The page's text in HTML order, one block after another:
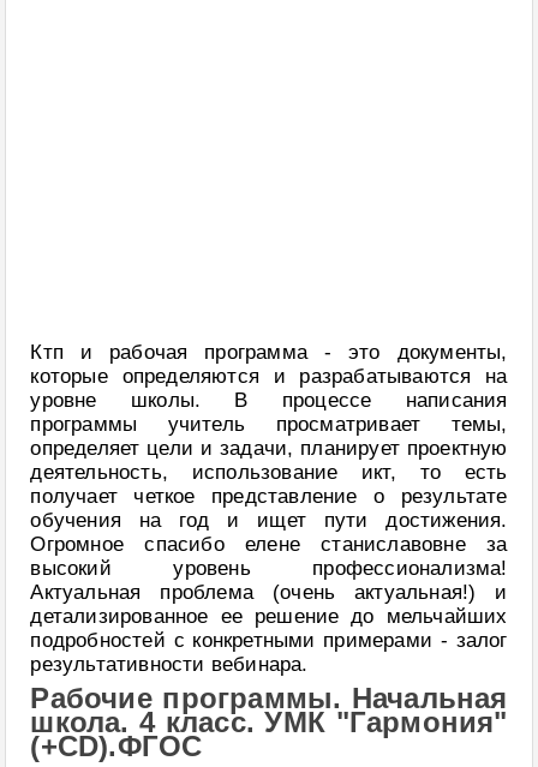
Ктп и рабочая программа - это документы,
которые определяются и разрабатываются на
уровне школы. В процессе написания
программы учитель просматривает темы,
определяет цели и задачи, планирует проектную
деятельность, использование икт, то есть
получает четкое представление о результате
обучения на год и ищет пути достижения.
Огромное спасибо елене станиславовне за
высокий уровень профессионализма!
Актуальная проблема (очень актуальная!) и
детализированное ее решение до мельчайших
подробностей с конкретными примерами - залог
результативности вебинара.
Рабочие программы. Начальная
школа. 4 класс. УМК "Гармония"
(+CD).ФГОС